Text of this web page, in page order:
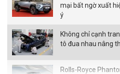
mại bất ngờ xuất
ý
Không chỉ cạnh
tô đua nhau nâng
Rolls-Royce